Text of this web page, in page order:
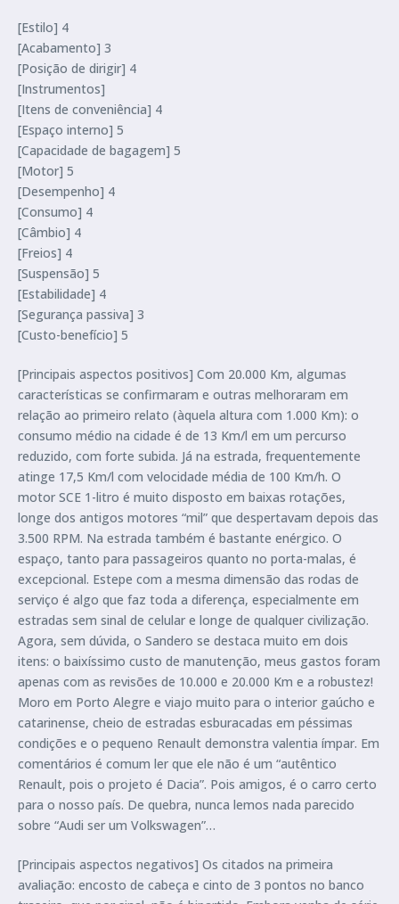
[Estilo] 4
[Acabamento] 3
[Posição de dirigir] 4
[Instrumentos]
[Itens de conveniência] 4
[Espaço interno] 5
[Capacidade de bagagem] 5
[Motor] 5
[Desempenho] 4
[Consumo] 4
[Câmbio] 4
[Freios] 4
[Suspensão] 5
[Estabilidade] 4
[Segurança passiva] 3
[Custo-benefício] 5
[Principais aspectos positivos] Com 20.000 Km, algumas
características se confirmaram e outras melhoraram em
relação ao primeiro relato (àquela altura com 1.000 Km): o
consumo médio na cidade é de 13 Km/l em um percurso
reduzido, com forte subida. Já na estrada, frequentemente
atinge 17,5 Km/l com velocidade média de 100 Km/h. O
motor SCE 1-litro é muito disposto em baixas rotações,
longe dos antigos motores “mil” que despertavam depois das
3.500 RPM. Na estrada também é bastante enérgico. O
espaço, tanto para passageiros quanto no porta-malas, é
excepcional. Estepe com a mesma dimensão das rodas de
serviço é algo que faz toda a diferença, especialmente em
estradas sem sinal de celular e longe de qualquer civilização.
Agora, sem dúvida, o Sandero se destaca muito em dois
itens: o baixíssimo custo de manutenção, meus gastos foram
apenas com as revisões de 10.000 e 20.000 Km e a robustez!
Moro em Porto Alegre e viajo muito para o interior gaúcho e
catarinense, cheio de estradas esburacadas em péssimas
condições e o pequeno Renault demonstra valentia ímpar. Em
comentários é comum ler que ele não é um “autêntico
Renault, pois o projeto é Dacia”. Pois amigos, é o carro certo
para o nosso país. De quebra, nunca lemos nada parecido
sobre “Audi ser um Volkswagen”…
[Principais aspectos negativos] Os citados na primeira
avaliação: encosto de cabeça e cinto de 3 pontos no banco